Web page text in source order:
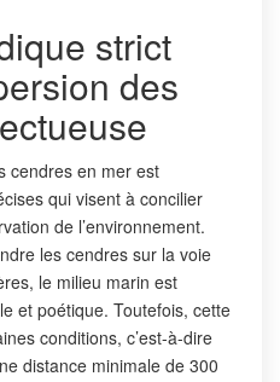
strict
des
cendres en mer est
qui visent à concilier
de l’environnement.
les cendres sur la voie
le milieu marin est
et poétique. Toutefois, cette
conditions, c’est-à-dire
distance minimale de 300